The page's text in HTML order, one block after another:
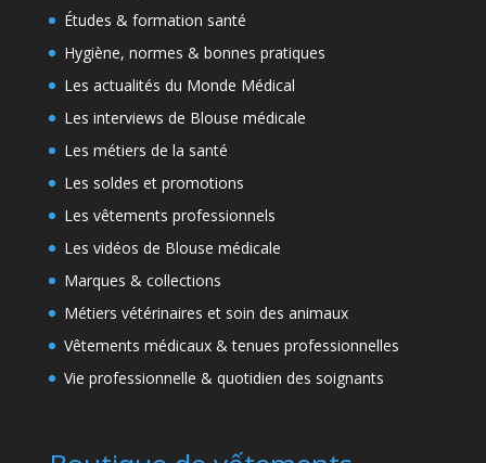
Études & formation santé
Hygiène, normes & bonnes pratiques
Les actualités du Monde Médical
Les interviews de Blouse médicale
Les métiers de la santé
Les soldes et promotions
Les vêtements professionnels
Les vidéos de Blouse médicale
Marques & collections
Métiers vétérinaires et soin des animaux
Vêtements médicaux & tenues professionnelles
Vie professionnelle & quotidien des soignants